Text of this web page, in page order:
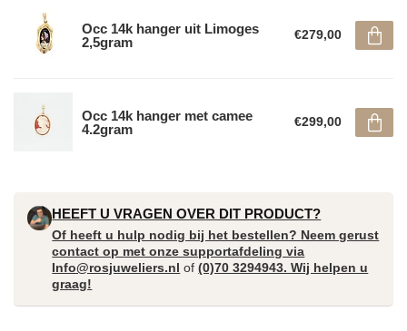
Occ 14k hanger uit Limoges
2,5gram
€279,00
Occ 14k hanger met camee
4.2gram
€299,00
HEEFT U VRAGEN OVER DIT PRODUCT?
Of heeft u hulp nodig bij het bestellen? Neem gerust
contact op met onze supportafdeling via
Info@rosjuweliers.nl of(0)70 3294943. Wij helpen u
graag!